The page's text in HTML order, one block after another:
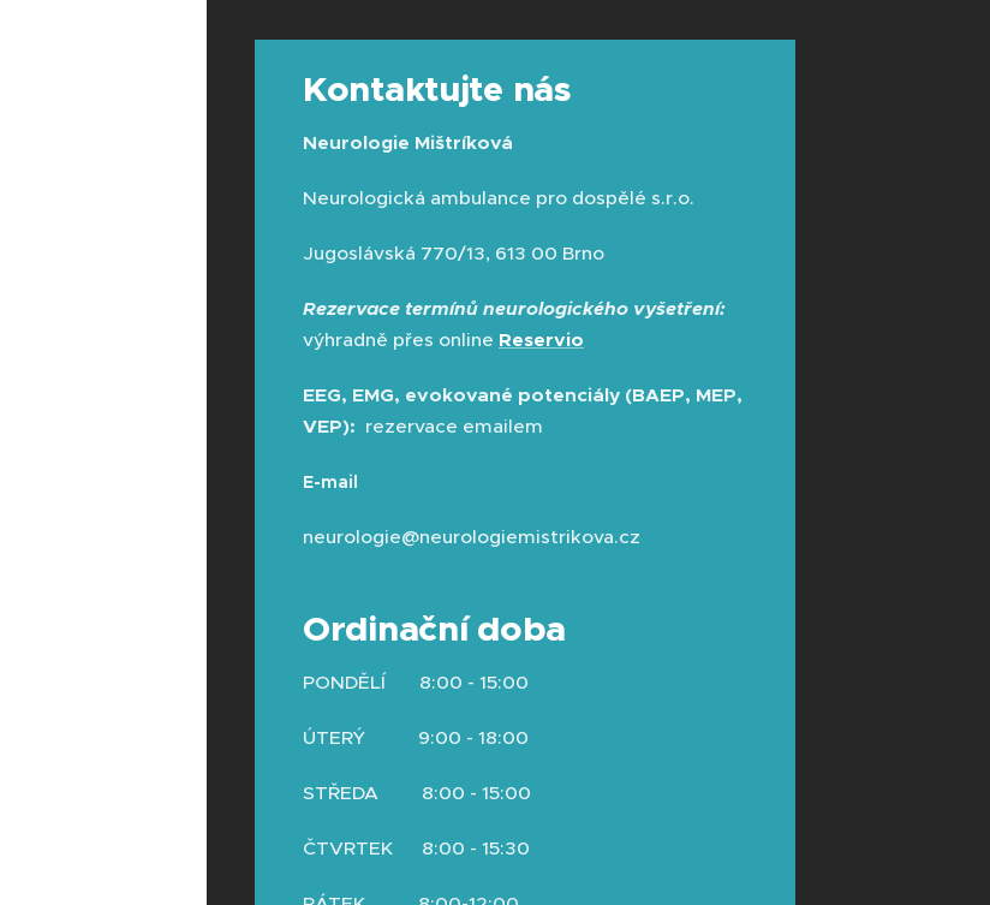
Kontaktujte nás
Neurologie Mištríková
Neurologická ambulance pro dospělé s.r.o.
Jugoslávská 770/13, 613 00 Brno
Rezervace termínů neurologického vyšetření:
výhradně přes online Reservio
EEG, EMG, evokované potenciály (BAEP, MEP,
VEP): rezervace emailem
E-mail
neurologie@neurologiemistrikova.cz
Ordinační doba
PONDĚLÍ 8:00 - 15:00
ÚTERÝ 9:00 - 18:00
STŘEDA 8:00 - 15:00
ČTVRTEK 8:00 - 15:30